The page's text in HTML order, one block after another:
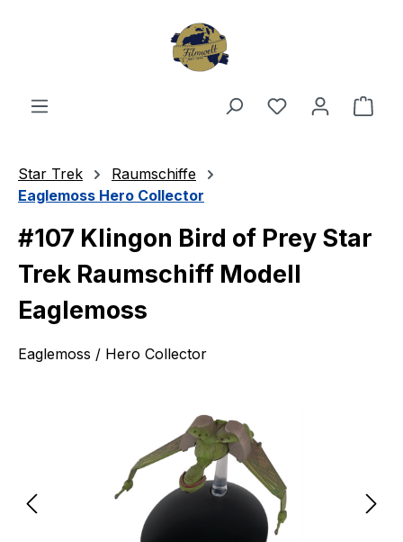
Du hast 0
Star Trek
Raumschiffe
Eaglemoss Hero Collector
#107 Klingon Bird of Prey Star
Trek Raumschiff Modell
Eaglemoss
Eaglemoss / Hero Collector